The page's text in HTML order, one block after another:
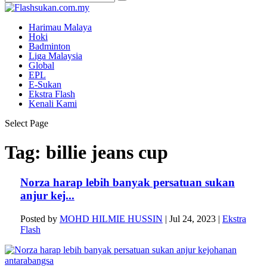
Harimau Malaya
Hoki
Badminton
Liga Malaysia
Global
EPL
E-Sukan
Ekstra Flash
Kenali Kami
Select Page
Tag: billie jeans cup
Norza harap lebih banyak persatuan sukan
anjur kej...
Posted by MOHD HILMIE HUSSIN | Jul 24, 2023| Ekstra
Flash